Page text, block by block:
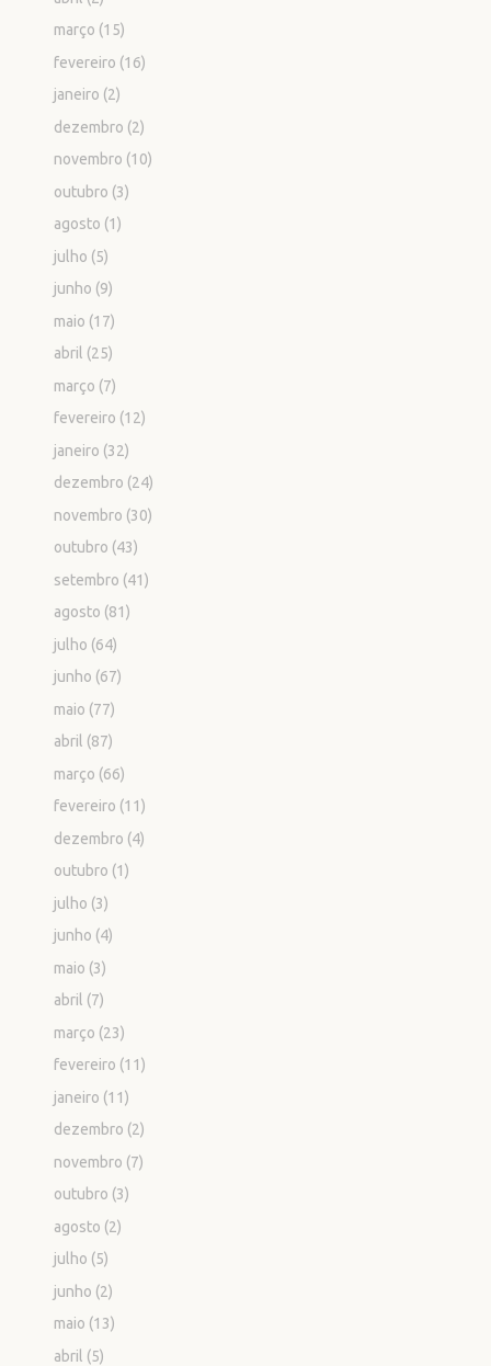
março (15)
fevereiro (16)
janeiro (2)
dezembro (2)
novembro (10)
outubro (3)
agosto (1)
julho (5)
junho (9)
maio (17)
abril (25)
março (7)
fevereiro (12)
janeiro (32)
dezembro (24)
novembro (30)
outubro (43)
setembro (41)
agosto (81)
julho (64)
junho (67)
maio (77)
abril (87)
março (66)
fevereiro (11)
dezembro (4)
outubro (1)
julho (3)
junho (4)
maio (3)
abril (7)
março (23)
fevereiro (11)
janeiro (11)
dezembro (2)
novembro (7)
outubro (3)
agosto (2)
julho (5)
junho (2)
maio (13)
abril (5)